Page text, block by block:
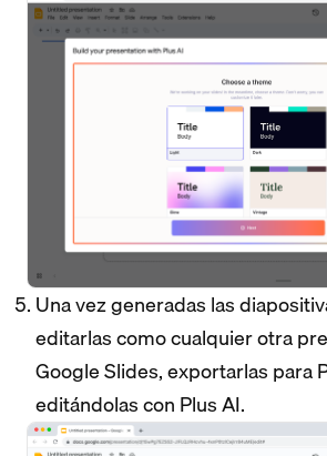
Una vez generadas las
editarlas como cualquier otra
Google Slides, exportarlas para
editándolas con Plus AI.